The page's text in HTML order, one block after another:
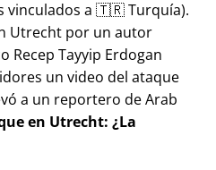
vinculados a 🇹🇷 Turquía).
Utrecht por un autor
Recep Tayyip Erdogan
un video del ataque
a un reportero de Arab
en Utrecht: ¿La